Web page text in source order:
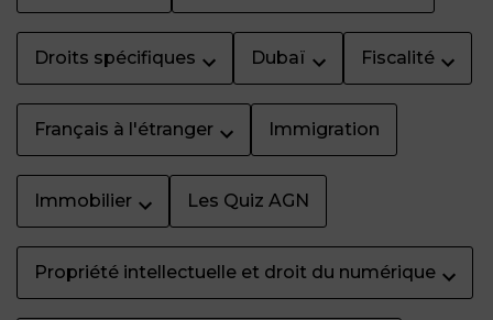
Droits spécifiques Dubaï Fiscalité
Français à l'étranger Immigration
Immobilier Les Quiz AGN
Propriété intellectuelle et droit du numérique